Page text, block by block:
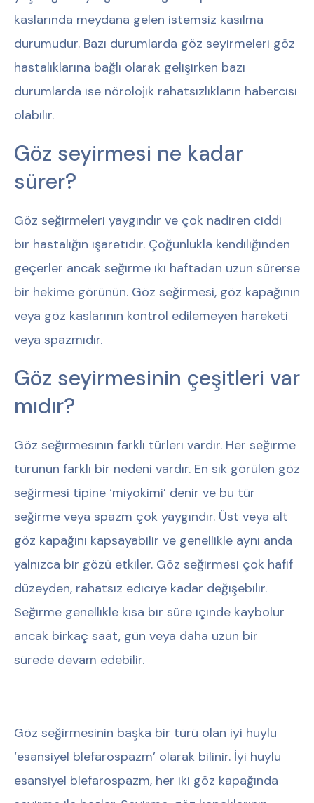
kaslarında meydana gelen istemsiz kasılma
durumudur. Bazı durumlarda göz seyirmeleri göz
hastalıklarına bağlı olarak gelişirken bazı
durumlarda ise nörolojik rahatsızlıkların habercisi
olabilir.
Göz seyirmesi ne kadar
sürer?
Göz seğirmeleri yaygındır ve çok nadiren ciddi
bir hastalığın işaretidir. Çoğunlukla kendiliğinden
geçerler ancak seğirme iki haftadan uzun sürerse
bir hekime görünün. Göz seğirmesi, göz kapağının
veya göz kaslarının kontrol edilemeyen hareketi
veya spazmıdır.
Göz seyirmesinin çeşitleri var
mıdır?
Göz seğirmesinin farklı türleri vardır. Her seğirme
türünün farklı bir nedeni vardır. En sık görülen göz
seğirmesi tipine ‘miyokimi’ denir ve bu tür
seğirme veya spazm çok yaygındır. Üst veya alt
göz kapağını kapsayabilir ve genellikle aynı anda
yalnızca bir gözü etkiler. Göz seğirmesi çok hafif
düzeyden, rahatsız ediciye kadar değişebilir.
Seğirme genellikle kısa bir süre içinde kaybolur
ancak birkaç saat, gün veya daha uzun bir
sürede devam edebilir.
Göz seğirmesinin başka bir türü olan iyi huylu
‘esansiyel blefarospazm’ olarak bilinir. İyi huylu
esansiyel blefarospazm, her iki göz kapağında